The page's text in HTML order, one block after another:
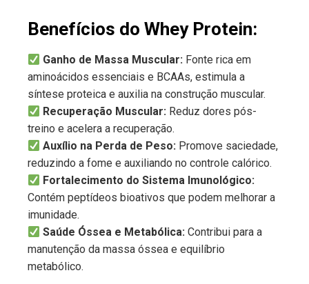
Benefícios do Whey Protein:
Ganho de Massa Muscular: Fonte rica em
aminoácidos essenciais e BCAAs, estimula a
síntese proteica e auxilia na construção muscular.
Recuperação Muscular: Reduz dores pós-
treino e acelera a recuperação.
Auxílio na Perda de Peso: Promove saciedade,
reduzindo a fome e auxiliando no controle calórico.
Fortalecimento do Sistema Imunológico:
Contém peptídeos bioativos que podem melhorar a
imunidade.
Saúde Óssea e Metabólica: Contribui para a
manutenção da massa óssea e equilíbrio
metabólico.